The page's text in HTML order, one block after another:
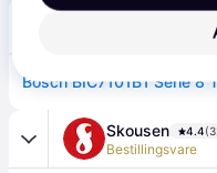
whiteaway
Skousen 4.4
Bestillingsvare